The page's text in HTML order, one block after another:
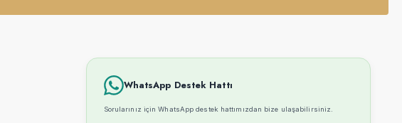
WhatsApp Destek Hattı
Sorularınız için WhatsApp destek hattımızdan bize ulaşabilirsiniz.